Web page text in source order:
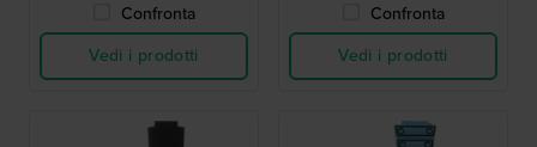
Confronta
Vedi i prodotti
Confronta
Vedi i prodotti